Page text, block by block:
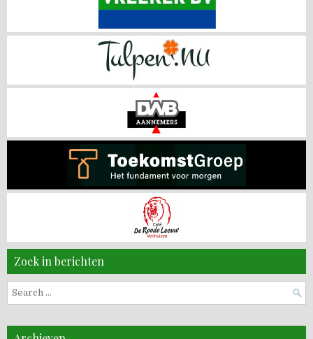
Zoek in berichten
Search
for: